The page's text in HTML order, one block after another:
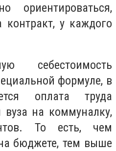
ориентироваться,
у каждого
себестоимость
формуле, в
оплата труда
вуза на коммуналку,
То есть, чем
бюджете, тем выше